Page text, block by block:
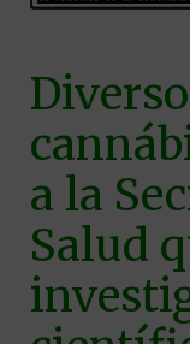
a la
Salud